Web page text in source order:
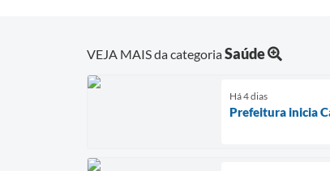
VEJA MAIS da categoriaSaúde
Há 4 dias
Prefeitura inicia